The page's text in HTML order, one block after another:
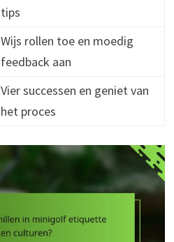
tips
Wijs rollen toe en moedig
feedback aan
Vier successen en geniet van
het proces